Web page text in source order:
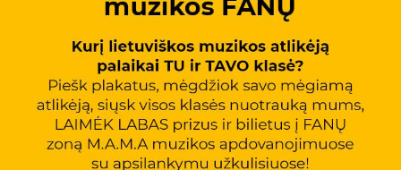
Muzika
Apie POWER
Žaidimai